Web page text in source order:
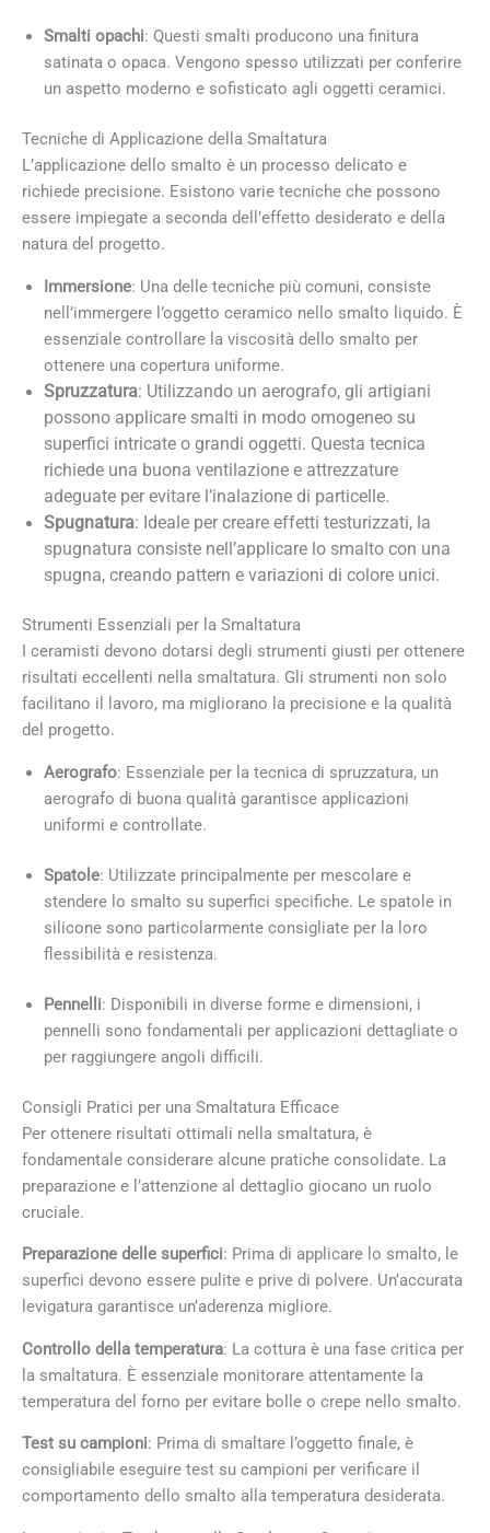
Smalti opachi: Questi smalti producono una finitura
satinata o opaca. Vengono spesso utilizzati per conferire
un aspetto moderno e sofisticato agli oggetti ceramici.
Tecniche di Applicazione della Smaltatura
L’applicazione dello smalto è un processo delicato e
richiede precisione. Esistono varie tecniche che possono
essere impiegate a seconda dell’effetto desiderato e della
natura del progetto.
Immersione: Una delle tecniche più comuni, consiste
nell’immergere l’oggetto ceramico nello smalto liquido. È
essenziale controllare la viscosità dello smalto per
ottenere una copertura uniforme.
Spruzzatura: Utilizzando un aerografo, gli artigiani
possono applicare smalti in modo omogeneo su
superfici intricate o grandi oggetti. Questa tecnica
richiede una buona ventilazione e attrezzature
adeguate per evitare l’inalazione di particelle.
Spugnatura: Ideale per creare effetti testurizzati, la
spugnatura consiste nell’applicare lo smalto con una
spugna, creando pattern e variazioni di colore unici.
Strumenti Essenziali per la Smaltatura
I ceramisti devono dotarsi degli strumenti giusti per ottenere
risultati eccellenti nella smaltatura. Gli strumenti non solo
facilitano il lavoro, ma migliorano la precisione e la qualità
del progetto.
Aerografo: Essenziale per la tecnica di spruzzatura, un
aerografo di buona qualità garantisce applicazioni
uniformi e controllate.
Spatole: Utilizzate principalmente per mescolare e
stendere lo smalto su superfici specifiche. Le spatole in
silicone sono particolarmente consigliate per la loro
flessibilità e resistenza.
Pennelli: Disponibili in diverse forme e dimensioni, i
pennelli sono fondamentali per applicazioni dettagliate o
per raggiungere angoli difficili.
Consigli Pratici per una Smaltatura Efficace
Per ottenere risultati ottimali nella smaltatura, è
fondamentale considerare alcune pratiche consolidate. La
preparazione e l’attenzione al dettaglio giocano un ruolo
cruciale.
Preparazione delle superfici: Prima di applicare lo smalto, le
superfici devono essere pulite e prive di polvere. Un’accurata
levigatura garantisce un’aderenza migliore.
Controllo della temperatura: La cottura è una fase critica per
la smaltatura. È essenziale monitorare attentamente la
temperatura del forno per evitare bolle o crepe nello smalto.
Test su campioni: Prima di smaltare l’oggetto finale, è
consigliabile eseguire test su campioni per verificare il
comportamento dello smalto alla temperatura desiderata.